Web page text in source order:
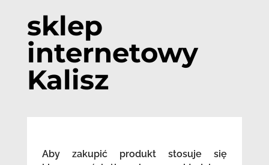
sklep
internetowy
Kalisz
Aby zakupić produkt stosuje się